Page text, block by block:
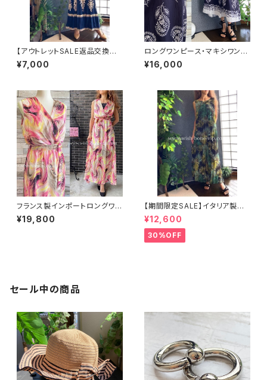
【アウトレットSALE返品交換不
可8/20まで】イタリア製マキシ
ワンピース インポート ロング
¥7,000
ロングワンピース・マキシワンピ
ース・サラッと軽やか春夏ワンピ
ース・ベルト付き/ネイビー＆ホ
¥16,000
フランス製インポートロングワン
ピース・マキシドレス｜FIFILLE
S PARIS フィフィーユ・パリ｜シ
¥19,800
【期間限定SALE】イタリア製イ
ンポートワンピース Made in I
TALY マキシワンピース｜｜シ
フォン系プリーツ ロングワンピ
ース/グリーン系ボタニカル(Fre
¥12,600
30%OFF
セール中の商品